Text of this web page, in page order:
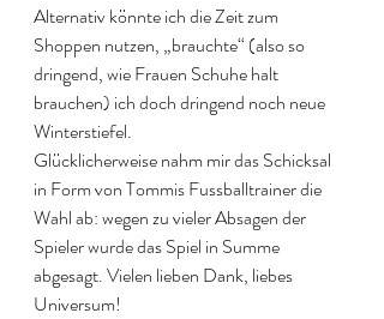
Alternativ könnte ich die Zeit zum
Shoppen nutzen, „brauchte“ (also so
dringend, wie Frauen Schuhe halt
brauchen) ich doch dringend noch neue
Winterstiefel.
Glücklicherweise nahm mir das Schicksal
in Form von Tommis Fussballtrainer die
Wahl ab: wegen zu vieler Absagen der
Spieler wurde das Spiel in Summe
abgesagt. Vielen lieben Dank, liebes
Universum!